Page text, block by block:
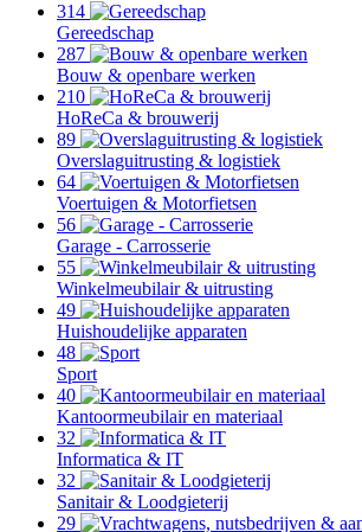
314
Gereedschap
287
Bouw & openbare werken
210
HoReCa & brouwerij
89
Overslaguitrusting & logistiek
64
Voertuigen & Motorfietsen
56
Garage - Carrosserie
55
Winkelmeubilair & uitrusting
49
Huishoudelijke apparaten
48
Sport
40
Kantoormeubilair en materiaal
32
Informatica & IT
32
Sanitair & Loodgieterij
29